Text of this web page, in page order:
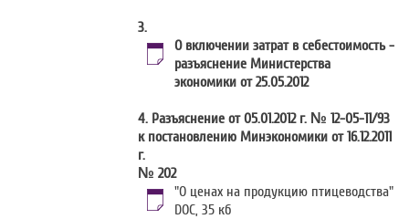
3.
О включении затрат в себестоимость -
разъяснение Министерства
экономики от 25.05.2012
4. Разъяснение от 05.01.2012 г. № 12-05-11/93
к постановлению Минэкономики от 16.12.2011
г.
№ 202
"О ценах на продукцию птицеводства"
DOC, 35 кб